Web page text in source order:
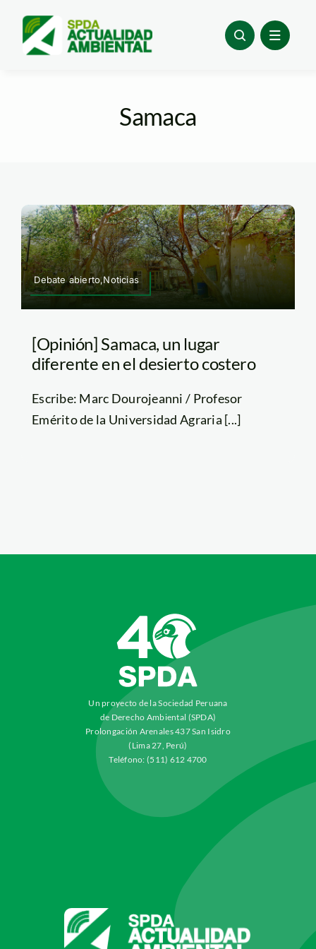
content
Samaca
Debate abierto,Noticias
[Opinión] Samaca, un lugar
diferente en el desierto costero
Escribe: Marc Dourojeanni / Profesor
Emérito de la Universidad Agraria [...]
Un proyecto de la Sociedad Peruana
de Derecho Ambiental (SPDA)
Prolongación Arenales 437 San Isidro
(Lima 27, Perú)
Teléfono: (511) 612 4700